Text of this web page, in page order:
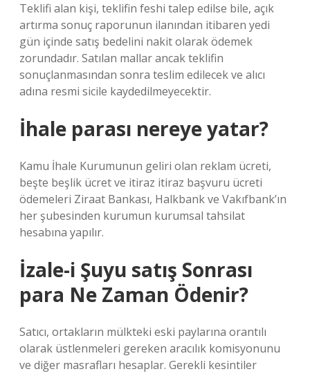
Teklifi alan kişi, teklifin feshi talep edilse bile, açık
artırma sonuç raporunun ilanından itibaren yedi
gün içinde satış bedelini nakit olarak ödemek
zorundadır. Satılan mallar ancak teklifin
sonuçlanmasından sonra teslim edilecek ve alıcı
adına resmi sicile kaydedilmeyecektir.
İhale parası nereye yatar?
Kamu İhale Kurumunun geliri olan reklam ücreti,
beşte beşlik ücret ve itiraz itiraz başvuru ücreti
ödemeleri Ziraat Bankası, Halkbank ve Vakıfbank’ın
her şubesinden kurumun kurumsal tahsilat
hesabına yapılır.
İzale-i Şuyu satış Sonrası
para Ne Zaman Ödenir?
Satıcı, ortakların mülkteki eski paylarına orantılı
olarak üstlenmeleri gereken aracılık komisyonunu
ve diğer masrafları hesaplar. Gerekli kesintiler